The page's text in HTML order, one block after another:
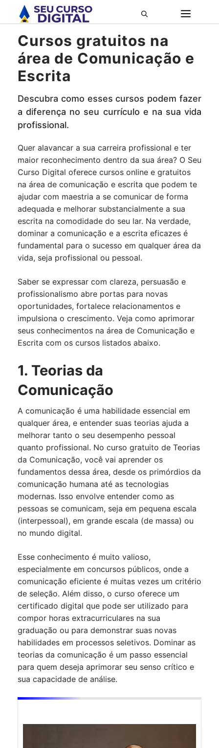
para
conteúdoCursos gratuitos na
área de Comunicação e
Escrita
Descubra como esses cursos podem fazer
a diferença no seu currículo e na sua vida
profissional.
Quer alavancar a sua carreira profissional e ter
maior reconhecimento dentro da sua área? O Seu
Curso Digital oferece cursos online e gratuitos
na área de comunicação e escrita que podem te
ajudar com maestria a se comunicar de forma
adequada e melhorar substancialmente a sua
escrita na comodidade do seu lar. Na verdade,
dominar a comunicação e a escrita eficazes é
fundamental para o sucesso em qualquer área da
vida, seja profissional ou pessoal.
Saber se expressar com clareza, persuasão e
profissionalismo abre portas para novas
oportunidades, fortalece relacionamentos e
impulsiona o crescimento. Veja como aprimorar
seus conhecimentos na área de Comunicação e
Escrita com os cursos listados abaixo.
1. Teorias da
Comunicação
A comunicação é uma habilidade essencial em
qualquer área, e entender suas teorias ajuda a
melhorar tanto o seu desempenho pessoal
quanto profissional. No curso gratuito de Teorias
da Comunicação, você vai aprender os
fundamentos dessa área, desde os primórdios da
comunicação humana até as tecnologias
modernas. Isso envolve entender como as
pessoas se comunicam, seja em pequena escala
(interpessoal), em grande escala (de massa) ou
no mundo digital.
Esse conhecimento é muito valioso,
especialmente em concursos públicos, onde a
comunicação eficiente é muitas vezes um critério
de seleção. Além disso, o curso oferece um
certificado digital que pode ser utilizado para
compor horas extracurriculares na sua
graduação ou para demonstrar suas novas
habilidades em processos seletivos. Dominar as
teorias da comunicação é um passo essencial
para quem deseja aprimorar seu senso crítico e
sua capacidade de análise.